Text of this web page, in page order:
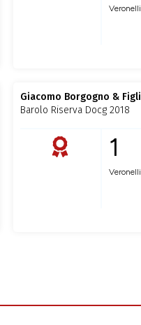
Veronelli
Giacomo Borgogno & Figli
Barolo Riserva Docg 2018
1
Veronelli